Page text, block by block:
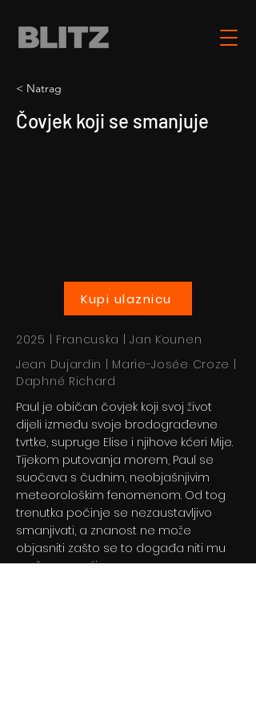
< Natrag
Čovjek koji se smanjuje
Kupi ulaznicu
2025 | Francuska | Jan Kounen
Jean Dujardin | Marie-Josée Croze |
Daphné Richard
Paul je običan čovjek koji svoj život
dijeli između svoje brodograđevne
tvrtke, supruge Elise i njihove kćeri Mije.
Tijekom putovanja morem, Paul se
suočava s čudnim, neobjašnjivim
meteorološkim fenomenom. Od tog
trenutka počinje se nezaustavljivo
smanjivati, a znanost ne može
objasniti zašto se to događa niti mu
može pomoći.